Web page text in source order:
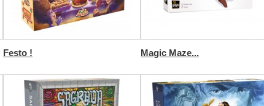
Festo ! Magic Maze...